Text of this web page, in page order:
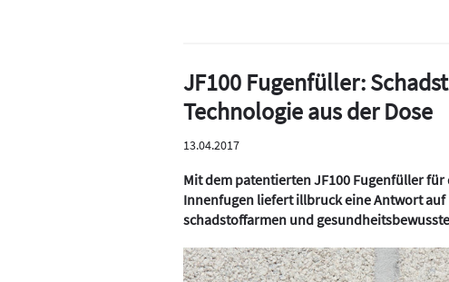
JF100 Fugenfüller:
Technologie aus der Dose
13.04.2017
Mit dem patentierten JF100 Fugenfüller
Innenfugen liefert illbruck eine Antwort
schadstoffarmen und